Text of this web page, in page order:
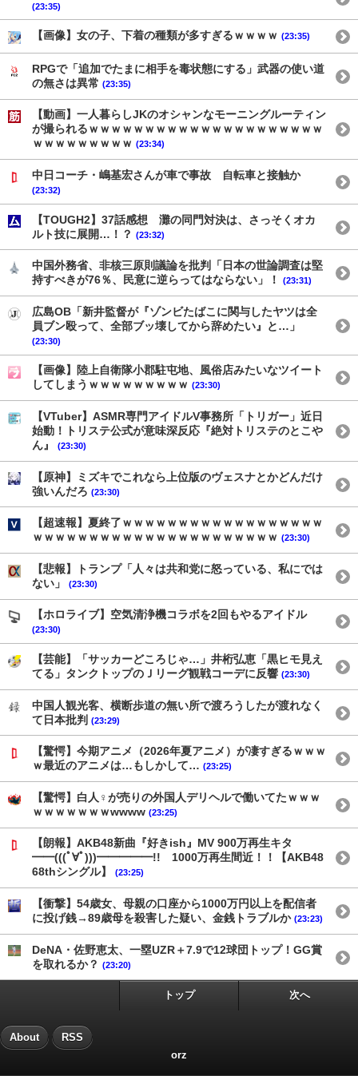
(23:35)
【画像】女の子、下着の種類が多すぎるｗｗｗｗ (23:35)
RPGで「追加でたまに相手を毒状態にする」武器の使い道
の無さは異常 (23:35)
【動画】一人暮らしJKのオシャンなモーニングルーティン
が撮られるｗｗｗｗｗｗｗｗｗｗｗｗｗｗｗｗｗｗｗｗｗ
ｗｗｗｗｗｗｗｗｗ (23:34)
中日コーチ・嶋基宏さんが車で事故 自転車と接触か
(23:32)
【TOUGH2】37話感想 灘の同門対決は、さっそくオカ
ルト技に展開…！？ (23:32)
中国外務省、非核三原則議論を批判「日本の世論調査は堅
持すべきが76％、民意に逆らってはならない」！
(23:31)
広島OB「新井監督が『ゾンビたばこに関与したヤツは全
員ブン殴って、全部ブッ壊してから辞めたい』と…」
(23:30)
【画像】陸上自衛隊小郡駐屯地、風俗店みたいなツイート
してしまうｗｗｗｗｗｗｗｗｗ (23:30)
【VTuber】ASMR専門アイドルV事務所「トリガー」近日
始動！トリステ公式が意味深反応『絶対トリステのとこや
ん』
(23:30)
【原神】ミズキでこれなら上位版のヴェスナとかどんだけ
強いんだろ (23:30)
【超速報】夏終了ｗｗｗｗｗｗｗｗｗｗｗｗｗｗｗｗｗｗ
ｗｗｗｗｗｗｗｗｗｗｗｗｗｗｗｗｗｗｗｗｗｗ (23:30)
【悲報】トランプ「人々は共和党に怒っている、私にでは
ない」
(23:30)
【ホロライブ】空気清浄機コラボを2回もやるアイドル
(23:30)
【芸能】「サッカーどころじゃ…」井桁弘恵「黒ヒモ見え
てる」タンクトップのＪリーグ観戦コーデに反響 (23:30)
中国人観光客、横断歩道の無い所で渡ろうしたが渡れなく
て日本批判 (23:29)
【驚愕】今期アニメ（2026年夏アニメ）が凄すぎるｗｗｗ
ｗ最近のアニメは…もしかして… (23:25)
【驚愕】白人♀が売りの外国人デリヘルで働いてたｗｗｗ
ｗｗｗｗｗｗｗwwww (23:25)
【朗報】AKB48新曲『好きish』MV 900万再生キタ
━━(((ﾟ∀ﾟ)))━━━━━!! 1000万再生間近！！【AKB48
68thシングル】
(23:25)
【衝撃】54歳女、母親の口座から1000万円以上を配信者
に投げ銭→89歳母を殺害した疑い、金銭トラブルか (23:23)
DeNA・佐野恵太、一塁UZR＋7.9で12球団トップ！GG賞
を取れるか？ (23:20)
トップ 次へ
About RSS
orz